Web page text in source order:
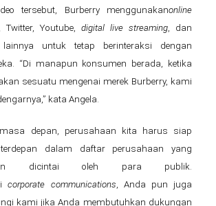
tersebut, Burberry menggunakanonline
Twitter, Youtube, digital live streaming , dan
untuk tetap berinteraksi dengan
“Di manapun konsumen berada, ketika
sesuatu mengenai merek Burberry, kami
kata Angela.
depan, perusahaan kita harus siap
dalam daftar perusahaan yang
dicintai oleh para publik.
corporate communications , Anda pun juga
kami jika Anda membutuhkan dukungan